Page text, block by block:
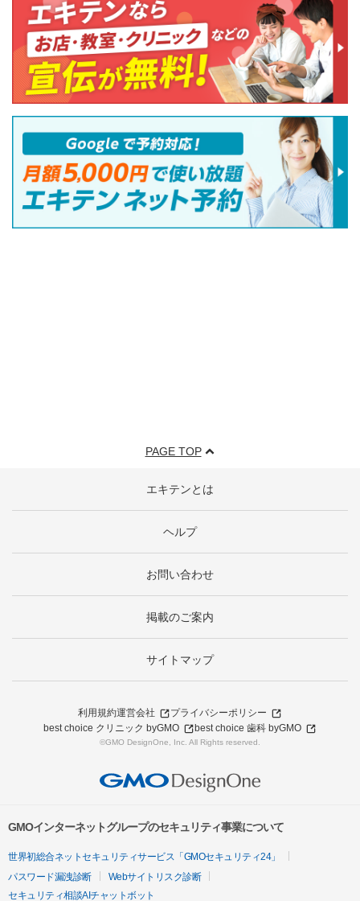
PAGE TOP
エキテンとは
ヘルプ
お問い合わせ
掲載のご案内
サイトマップ
利用規約運営会社
プライバシーポリシー
best choice クリニック byGMO
best choice 歯科 byGMO
©GMO DesignOne, Inc. All Rights reserved.
GMOインターネットグループのセキュリティ事業について
世界初総合ネットセキュリティサービス「GMOセキュリティ24」
パスワード漏洩診断
Webサイトリスク診断
セキュリティ相談AIチャットボット